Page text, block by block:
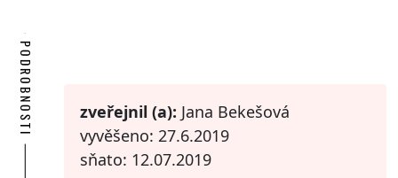
PODROBNOSTI zveřejnil (a): Jana Bekešová
vyvěšeno: 27.6.2019
sňato: 12.07.2019